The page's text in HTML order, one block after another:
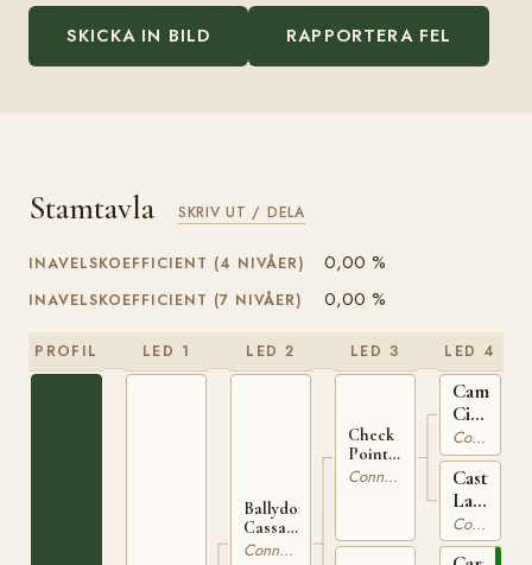
SKICKA IN BILD RAPPORTERA FEL
Stamtavla SKRIV UT / DELA
INAVELSKOEFFICIENT (4 NIVÅER) 0,00 %
INAVELSKOEFFICIENT (7 NIVÅER) 0,00 %
PROFIL LED 1 LED 2
Ballydonagh
Cassanova
IRE 370Connemara
LED 3
Check
Point
CharlieConnemara
LED 4
Camlin
Cicada
IRE
119
Connemara
Lady
IRE
2009
Connemara